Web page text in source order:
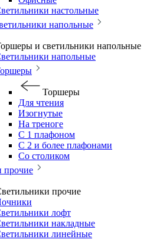
настольные
напольные
и светильники напольные
напольные
Торшеры
Для чтения
Изогнутые
На треноге
С 1 плафоном
С 2 и более плафонами
Со столиком
прочие
прочие
лофт
накладные
линейные